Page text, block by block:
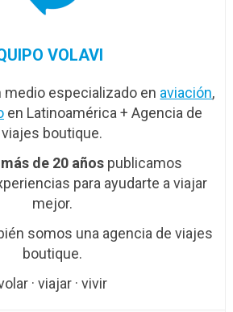
VOLAVI
medio especializado en aviación,
en Latinoamérica + Agencia de
viajes boutique.
más de 20 años publicamos
para ayudarte a viajar
mejor.
somos una agencia de viajes
boutique.
· viajar · vivir